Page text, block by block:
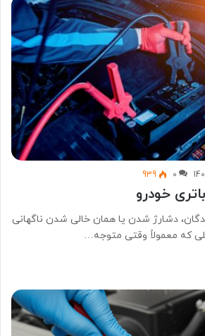
0
939
خودرو
دشارژ شدن یا همان خالی شدن ناگهانی
که معمولاً وقتی متوجه…